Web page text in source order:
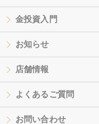
金投資入門
お知らせ
店舗情報
よくあるご質問
お問い合わせ